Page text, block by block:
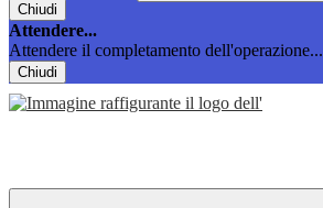
Chiudi
Attendere...
Attendere il completamento dell'operazione...
Chiudi